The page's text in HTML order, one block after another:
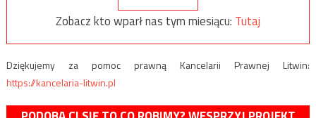
Zobacz kto wparł nas tym miesiącu: Tutaj
Dziękujemy za pomoc prawną Kancelarii Prawnej Litwin:
https://kancelaria-litwin.pl